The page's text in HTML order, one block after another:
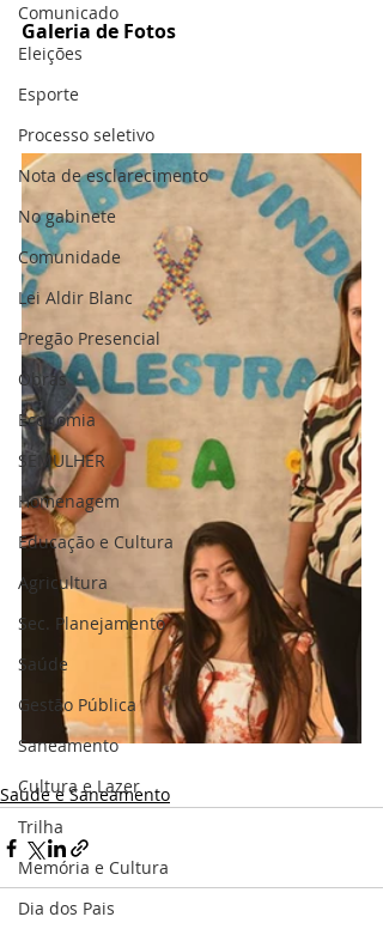
Comunicado
Eleições
Esporte
Processo seletivo
Nota de esclarecimento
No gabinete
Comunidade
Lei Aldir Blanc
Pregão Presencial
Obras
Economia
SEMULHER
Homenagem
Educação e Cultura
Agricultura
Sec. Planejamento
Saúde
Gestão Pública
Saneamento
Cultura e Lazer
Trilha
Memória e Cultura
Dia dos Pais
Galeria de Fotos
Saúde e Saneamento